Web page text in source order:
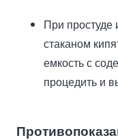
При простуде
стаканом
емкость с
процедить и